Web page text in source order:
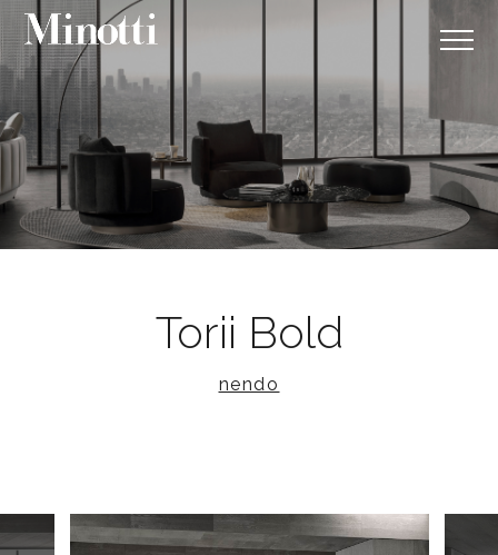
Torii Bold
nendo